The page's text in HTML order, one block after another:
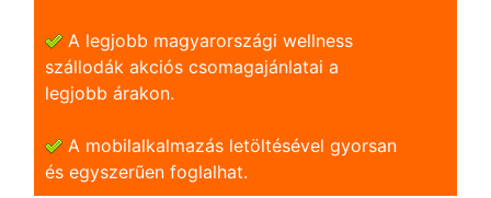
A legjobb magyarországi wellness
szállodák akciós csomagajánlatai a
legjobb árakon.
A mobilalkalmazás letöltésével gyorsan
és egyszerũen foglalhat.